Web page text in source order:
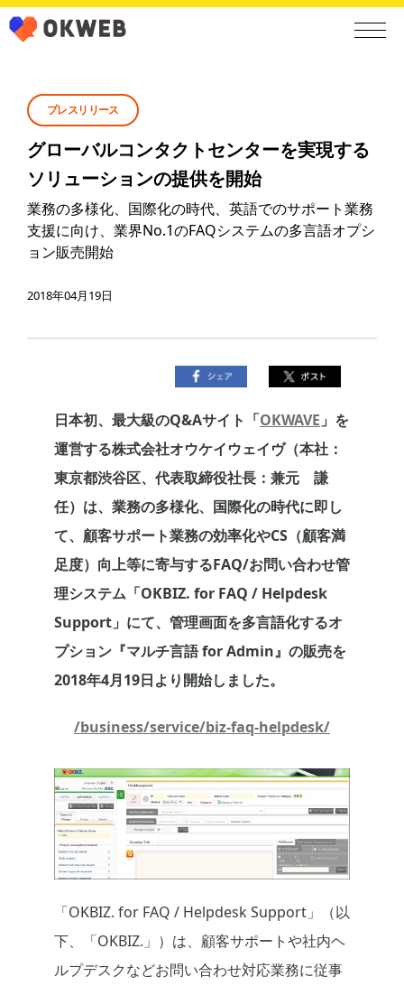
プレスリリース
グローバルコンタクトセンターを実現する
ソリューションの提供を開始
業務の多様化、国際化の時代、英語でのサポート業務
支援に向け、業界No.1のFAQシステムの多言語オプシ
ョン販売開始
2018年04月19日
日本初、最大級のQ&Aサイト「OKWAVE 」を
運営する株式会社オウケイウェイヴ（本社：
東京都渋谷区、代表取締役社長：兼元 謙
任）は、業務の多様化、国際化の時代に即し
て、顧客サポート業務の効率化やCS（顧客満
足度）向上等に寄与するFAQ/お問い合わせ管
理システム「OKBIZ. for FAQ / Helpdesk
Support」にて、管理画面を多言語化するオ
プション『マルチ言語 for Admin』の販売を
2018年4月19日より開始しました。
/business/service/biz-faq-helpdesk/
「OKBIZ. for FAQ / Helpdesk Support」（以
下、「OKBIZ.」）は、顧客サポートや社内ヘ
ルプデスクなどお問い合わせ対応業務に従事